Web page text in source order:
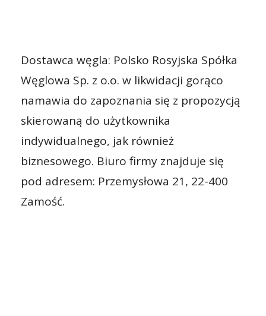
Dostawca węgla: Polsko Rosyjska Spółka
Węglowa Sp. z o.o. w likwidacji gorąco
namawia do zapoznania się z propozycją
skierowaną do użytkownika
indywidualnego, jak również
biznesowego. Biuro firmy znajduje się
pod adresem: Przemysłowa 21, 22-400
Zamość.